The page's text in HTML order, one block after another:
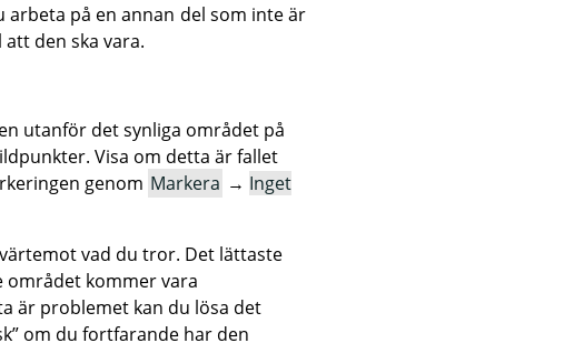
på en annan del som inte är
den ska vara.
utanför det synliga området på
Visa om detta är fallet
genom Markera → Inget
vad du tror. Det lättaste
området kommer vara
är problemet kan du lösa det
” om du fortfarande har den